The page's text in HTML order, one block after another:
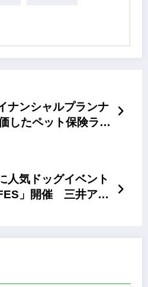
ナンシャルプランナ
したペット保険ラン
人気ドッグイベント
」開催 三井アウ